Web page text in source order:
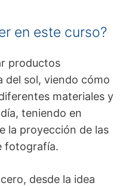
en este curso?
productos
del sol, viendo cómo
materiales y
teniendo en
la proyección de las
fotografía.
desde la idea